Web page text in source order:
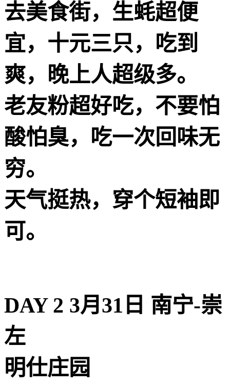
去美食街，生蚝超便
宜，十元三只，吃到
爽，晚上人超级多。
老友粉超好吃，不要怕
酸怕臭，吃一次回味无
穷。
天气挺热，穿个短袖即
可。
DAY 2 3月31日 南宁-崇
左
️明仕庄园